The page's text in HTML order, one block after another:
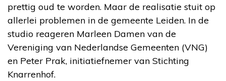
prettig oud te worden. Maar de realisatie stuit op
allerlei problemen in de gemeente Leiden. In de
studio reageren Marleen Damen van de
Vereniging van Nederlandse Gemeenten (VNG)
en Peter Prak, initiatiefnemer van Stichting
Knarrenhof.